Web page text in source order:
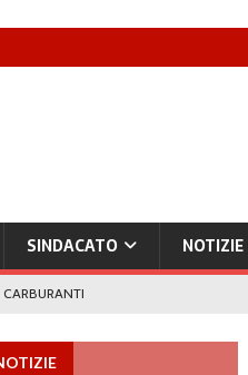
SINDACATO NOTIZIE